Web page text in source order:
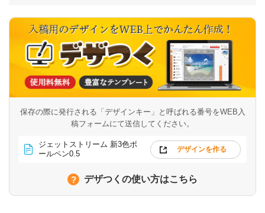
保存の際に発行される「デザインキー」と呼ばれる番号をWEB入
稿フォームにて送信してください。
ジェットストリーム 新3色ボ
ールペン0.5
デザインを作る
デザつくの使い方はこちら